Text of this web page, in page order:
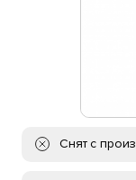
Снят с